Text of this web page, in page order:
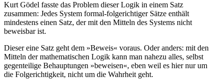
Kurt Gödel fasste das Problem dieser Logik in einem Satz
zusammen: Jedes System formal-folgerichtiger Sätze enthält
mindestens einen Satz, der mit den Mitteln des Systems nicht
beweisbar ist.
Dieser eine Satz geht dem »Beweis« voraus. Oder anders: mit den
Mitteln der mathematischen Logik kann man nahezu alles, selbst
gegenteilige Behauptungen »beweisen«, eben weil es hier nur um
die Folgerichtigkeit, nicht um die Wahrheit geht.